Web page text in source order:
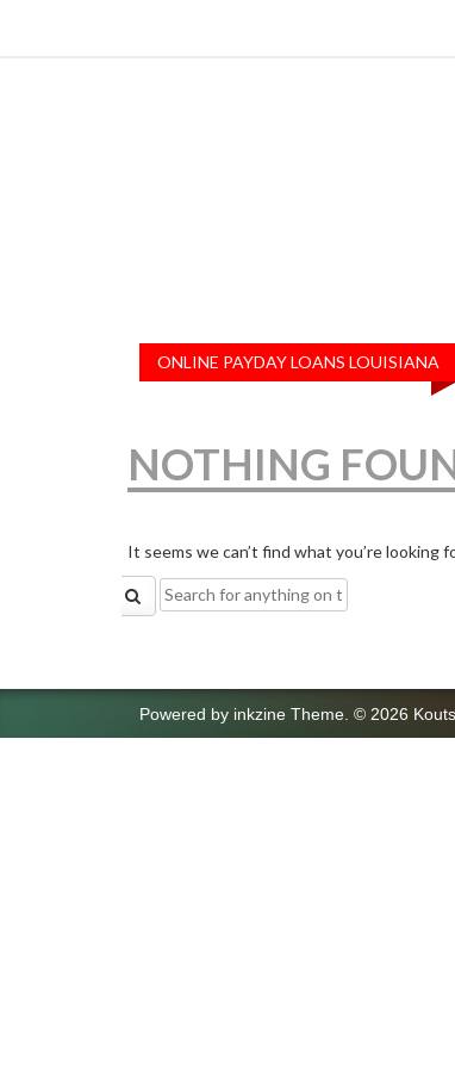
ONLINE PAYDAY LOANS LOUISIANA
NOTHING
It seems we can’t find what you’re looking
Search
for:
Powered by inkzine Theme © 2026